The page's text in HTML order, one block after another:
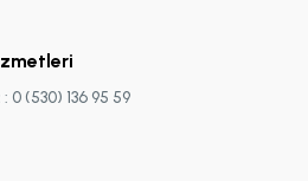
0 (530) 136 95 59